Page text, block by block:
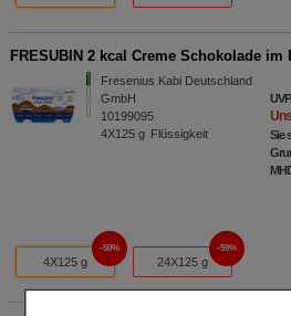
FRESUBIN 2 kcal Creme Schokolade im
Fresenius Kabi Deutschland
GmbH
10199095
4X125 g Flüssigkeit Sie
4X125 g
50%
24X125 g
59%